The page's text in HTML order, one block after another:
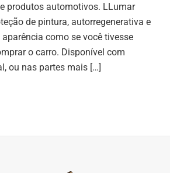
produtos automotivos. LLumar
de pintura, autorregenerativa e
como se você tivesse
o carro. Disponível com
ou nas partes mais […]